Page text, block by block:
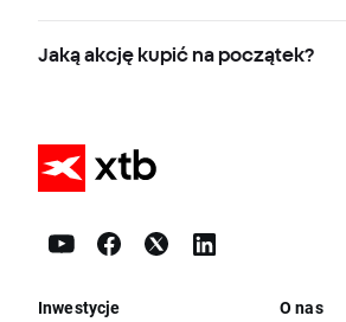
Jaką akcję kupić na początek?
Inwestycje O nas